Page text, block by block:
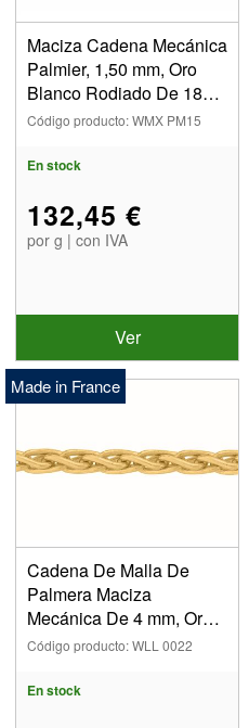
Maciza Cadena Mecánica
Palmier, 1,50 mm, Oro
Blanco Rodiado De 18
Quilates
Código producto: WMX PM15
En stock
132,45 €
por g | con IVA
Ver
Made in France
Cadena De Malla De
Palmera Maciza
Mecánica De 4 mm, Oro
Amarillo De 18quilates.
Código producto: WLL 0022
En stock